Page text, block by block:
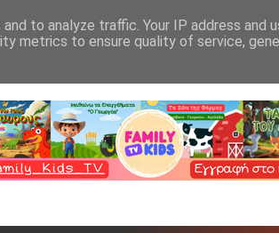
Επικοινωνία
Σε εξέλιξη η 36η Διεθνής Ιστιοπλοϊκή
to analyze traffic. Your IP address and
metrics to ensure quality of service,